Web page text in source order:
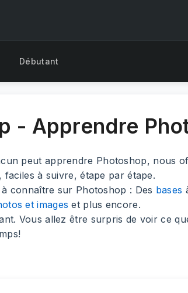
Débutant
- Apprendre
peut apprendre Photoshop, nous
à suivre, étape par étape.
connaître sur Photoshop : Des bases
et images et plus encore.
Vous allez être surpris de voir ce